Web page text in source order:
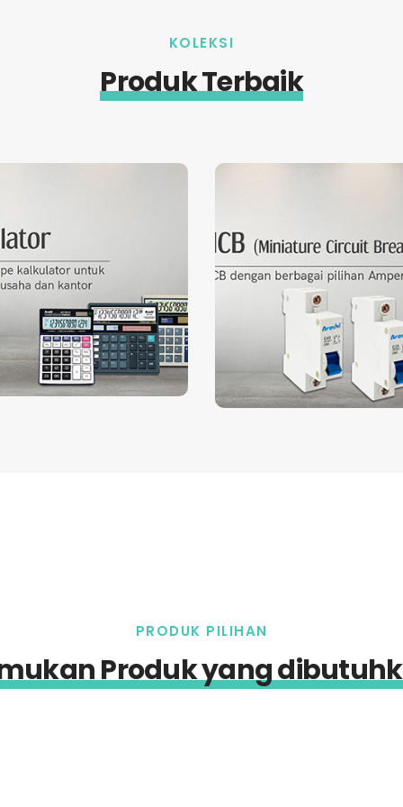
KOLEKSI
Produk Terbaik
tipe Kalkulator
keperluan usaha dan
kantor.
Klik untuk
selengkapnya
Circuit
Breaker
MCB dengan
pilihan
selengkapnya
PRODUK PILIHAN
Produk yang